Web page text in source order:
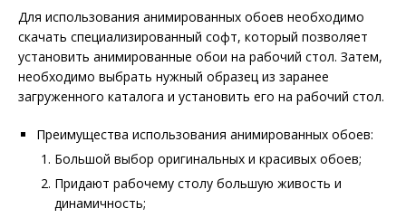
Для использования анимированных обоев необходимо
скачать специализированный софт, который позволяет
установить анимированные обои на рабочий стол. Затем,
необходимо выбрать нужный образец из заранее
загруженного каталога и установить его на рабочий стол.
Преимущества использования анимированных обоев:
Большой выбор оригинальных и красивых обоев;
Придают рабочему столу большую живость и
динамичность;